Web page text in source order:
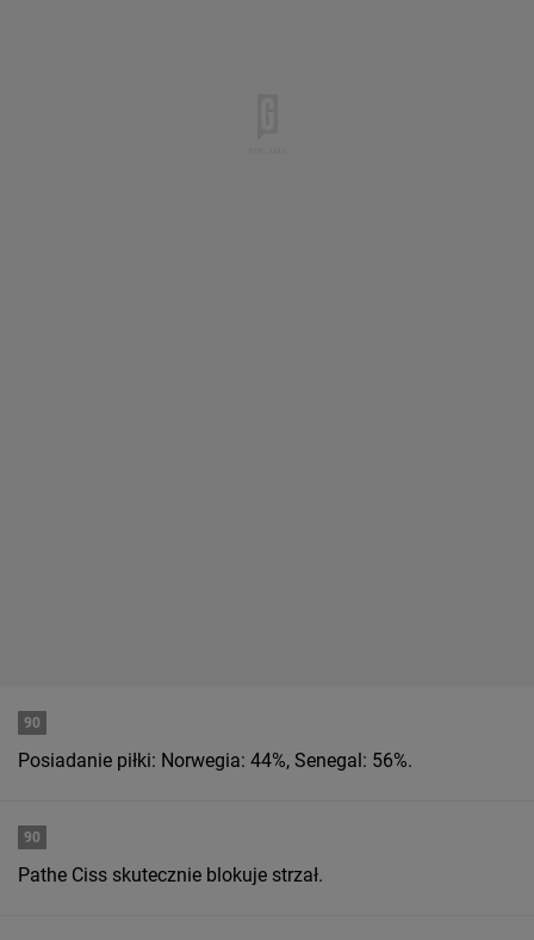
90
Posiadanie piłki: Norwegia: 44%, Senegal: 56%.
90
Pathe Ciss skutecznie blokuje strzał.